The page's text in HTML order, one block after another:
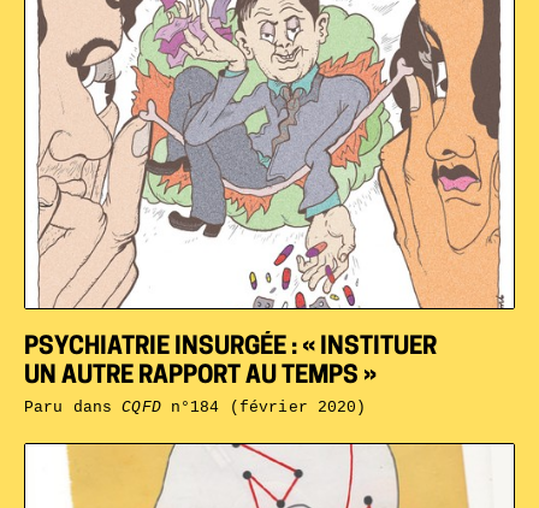
PSYCHIATRIE INSURGÉE : « INSTITUER
UN AUTRE RAPPORT AU TEMPS »
Paru dansCQFDn°184 (février 2020)